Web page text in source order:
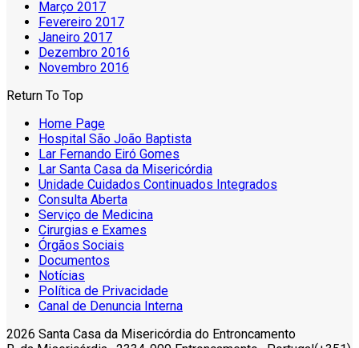
Março 2017
Fevereiro 2017
Janeiro 2017
Dezembro 2016
Novembro 2016
Return To Top
Home Page
Hospital São João Baptista
Lar Fernando Eiró Gomes
Lar Santa Casa da Misericórdia
Unidade Cuidados Continuados Integrados
Consulta Aberta
Serviço de Medicina
Cirurgias e Exames
Órgãos Sociais
Documentos
Notícias
Política de Privacidade
Canal de Denuncia Interna
2026 Santa Casa da Misericórdia do Entroncamento